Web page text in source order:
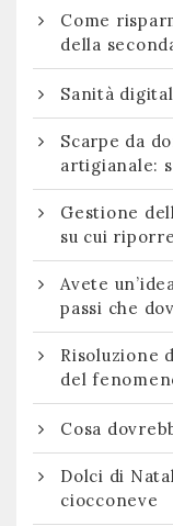
Come
della
Sanità
Scarpe da
artigianale:
Gestione
su cui
Avete
passi che
Risoluzione
del
Cosa
Dolci di
ciocconeve